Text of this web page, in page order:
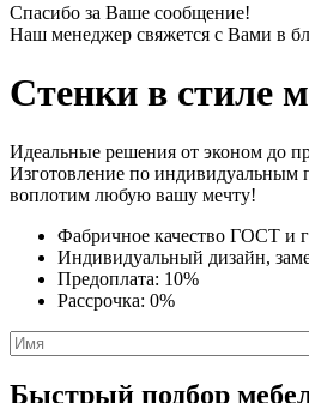
Спасибо за Ваше сообщение!
Наш менеджер свяжется с Вами в
Стенки в стиле
Идеальные решения от эконом до
Изготовление по индивидуальным
воплотим любую вашу мечту!
Фабричное качество ГОСТ и
Индивидуальный дизайн,
Предоплата: 10%
Рассрочка: 0%
Быстрый подбор